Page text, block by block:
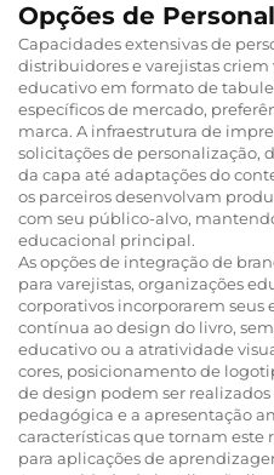
Opções de
Capacidades extensivas de
distribuidores e varejistas criem
educativo em formato de
específicos de mercado,
marca. A infraestrutura de
solicitações de personalização,
da capa até adaptações do
os parceiros desenvolvam
com seu público-alvo,
educacional principal.
As opções de integração de
para varejistas, organizações
corporativos incorporarem
contínua ao design do livro,
educativo ou a atratividade
cores, posicionamento de
de design podem ser
pedagógica e a apresentação
características que tornam este
para aplicações de